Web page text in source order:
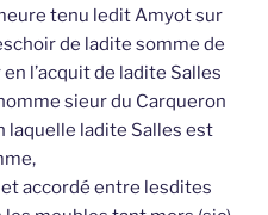
tenu ledit Amyot sur
de ladite somme de
l’acquit de ladite Salles
sieur du Carqueron
laquelle ladite Salles est
accordé entre lesdites